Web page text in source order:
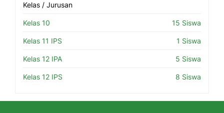
Kelas / Jurusan
Kelas 10 15 Siswa
Kelas 11 IPS 1 Siswa
Kelas 12 IPA 5 Siswa
Kelas 12 IPS 8 Siswa